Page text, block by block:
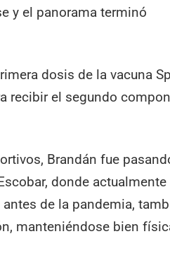
y el panorama terminó
dosis de la vacuna
recibir el segundo
Brandán fue
donde actualmente
de la pandemia,
manteniéndose bien